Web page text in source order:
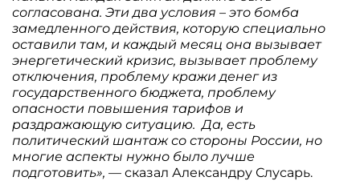
согласована. Эти два условия – это бомба
замедленного действия, которую специально
оставили там, и каждый месяц она вызывает
энергетический кризис, вызывает проблему
отключения, проблему кражи денег из
государственного бюджета, проблему
опасности повышения тарифов и
раздражающую ситуацию. Да, есть
политический шантаж со стороны России, но
многие аспекты нужно было лучше
подготовить»,— сказал Александру Слусарь.